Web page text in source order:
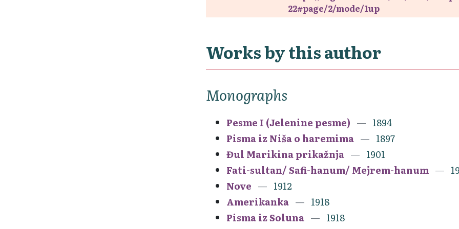
22#page/2/mode/1up
Works by this author
Monographs
Pesme I (Jelenine pesme)
1894
Pisma iz Niša o haremima
1897
Đul Marikina prikažnja
1901
Fati-sultan/ Safi-hanum/ Mejrem-hanum
Nove
1912
Amerikanka
1918
Pisma iz Soluna
1918